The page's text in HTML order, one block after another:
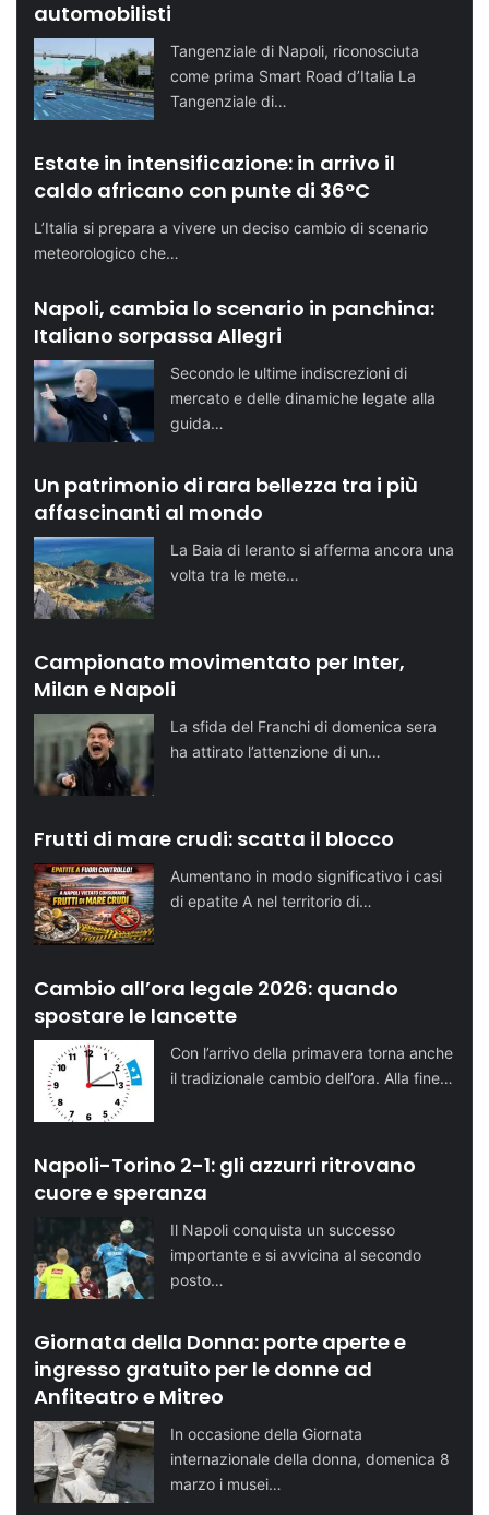
automobilisti
Tangenziale di Napoli, riconosciuta
come prima Smart Road d’Italia La
Tangenziale di…
Estate in intensificazione: in arrivo il
caldo africano con punte di 36°C
L’Italia si prepara a vivere un deciso cambio di scenario
meteorologico che…
Napoli, cambia lo scenario in panchina:
Italiano sorpassa Allegri
Secondo le ultime indiscrezioni di
mercato e delle dinamiche legate alla
guida…
Un patrimonio di rara bellezza tra i più
affascinanti al mondo
La Baia di Ieranto si afferma ancora una
volta tra le mete…
Campionato movimentato per Inter,
Milan e Napoli
La sfida del Franchi di domenica sera
ha attirato l’attenzione di un…
Frutti di mare crudi: scatta il blocco
Aumentano in modo significativo i casi
di epatite A nel territorio di…
Cambio all’ora legale 2026: quando
spostare le lancette
Con l’arrivo della primavera torna anche
il tradizionale cambio dell’ora. Alla fine…
Napoli-Torino 2-1: gli azzurri ritrovano
cuore e speranza
Il Napoli conquista un successo
importante e si avvicina al secondo
posto…
Giornata della Donna: porte aperte e
ingresso gratuito per le donne ad
Anfiteatro e Mitreo
In occasione della Giornata
internazionale della donna, domenica 8
marzo i musei…